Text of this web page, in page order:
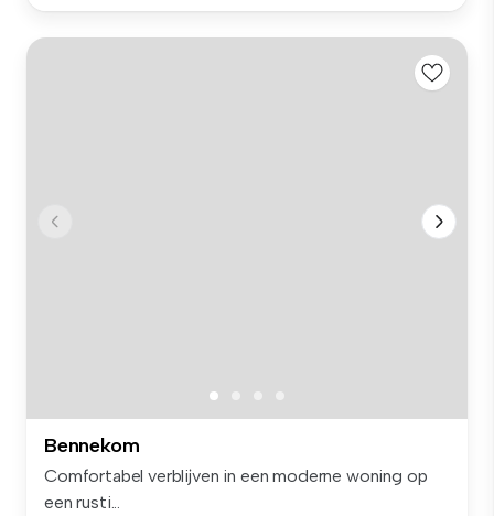
Bennekom
Comfortabel verblijven in een moderne woning op
een rusti...